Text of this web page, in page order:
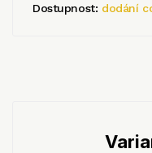
Dostupnost: dodání